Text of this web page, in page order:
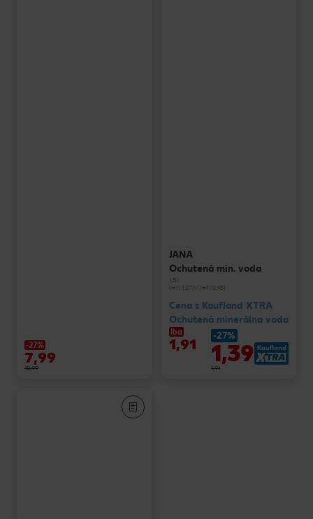
-27%
7,99
10,99
JANA
Ochutená min. voda
1,5 l
(=1 l 1,27) / (=1 l 0,93)
Cena s Kaufland XTRA
Ochutená minerálna voda
iba
1,91 -27%
1,39
1,91